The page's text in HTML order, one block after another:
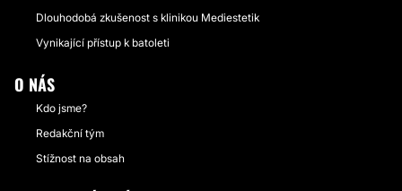
Dlouhodobá zkušenost s klinikou Mediestetik
Vynikající přístup k batoleti
O NÁS
Kdo jsme?
Redakční tým
Stížnost na obsah